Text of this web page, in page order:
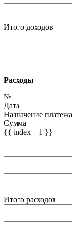
Итого доходов
Расходы
№
Дата
Назначение
Сумма
{{ index + 1 }}
Итого расходов